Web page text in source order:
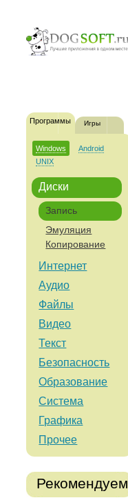
Программы Игры
Windows
Android
UNIX
Диски
Запись
Эмуляция
Копирование
Интернет
Аудио
Файлы
Видео
Текст
Безопасность
Образование
Система
Графика
Прочее
Рекомендуем